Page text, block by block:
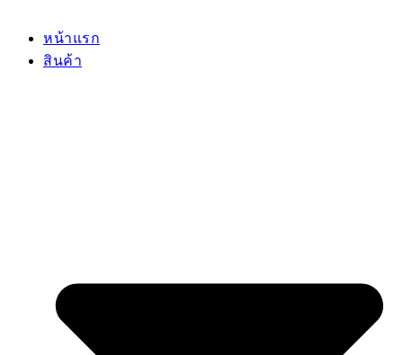
หน้าแรก
สินค้า